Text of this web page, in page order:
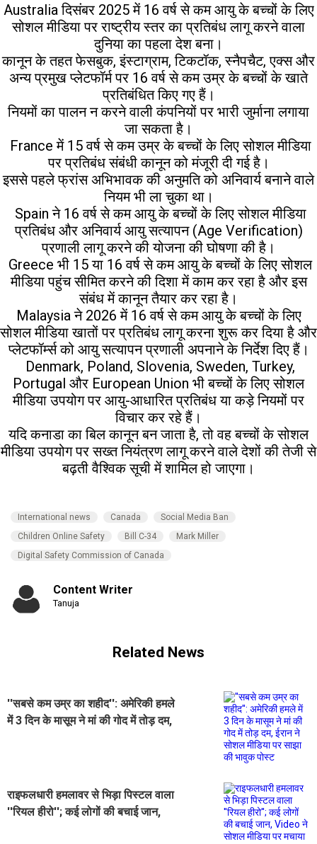
Australia दिसंबर 2025 में 16 वर्ष से कम आयु के बच्चों के लिए
सोशल मीडिया पर राष्ट्रीय स्तर का प्रतिबंध लागू करने वाला
दुनिया का पहला देश बना।
कानून के तहत फेसबुक, इंस्टाग्राम, टिकटॉक, स्नैपचैट, एक्स और
अन्य प्रमुख प्लेटफॉर्म पर 16 वर्ष से कम उम्र के बच्चों के खाते
प्रतिबंधित किए गए हैं।
नियमों का पालन न करने वाली कंपनियों पर भारी जुर्माना लगाया
जा सकता है।
France में 15 वर्ष से कम उम्र के बच्चों के लिए सोशल मीडिया
पर प्रतिबंध संबंधी कानून को मंजूरी दी गई है।
इससे पहले फ्रांस अभिभावक की अनुमति को अनिवार्य बनाने वाले
नियम भी ला चुका था।
Spain ने 16 वर्ष से कम आयु के बच्चों के लिए सोशल मीडिया
प्रतिबंध और अनिवार्य आयु सत्यापन (Age Verification)
प्रणाली लागू करने की योजना की घोषणा की है।
Greece भी 15 या 16 वर्ष से कम आयु के बच्चों के लिए सोशल
मीडिया पहुंच सीमित करने की दिशा में काम कर रहा है और इस
संबंध में कानून तैयार कर रहा है।
Malaysia ने 2026 में 16 वर्ष से कम आयु के बच्चों के लिए
सोशल मीडिया खातों पर प्रतिबंध लागू करना शुरू कर दिया है और
प्लेटफॉर्म्स को आयु सत्यापन प्रणाली अपनाने के निर्देश दिए हैं।
Denmark, Poland, Slovenia, Sweden, Turkey,
Portugal और European Union भी बच्चों के लिए सोशल
मीडिया उपयोग पर आयु-आधारित प्रतिबंध या कड़े नियमों पर
विचार कर रहे हैं।
यदि कनाडा का बिल कानून बन जाता है, तो वह बच्चों के सोशल
मीडिया उपयोग पर सख्त नियंत्रण लागू करने वाले देशों की तेजी से
बढ़ती वैश्विक सूची में शामिल हो जाएगा।
International news Canada
Social Media Ban
Children Online Safety
Bill C-34
Mark Miller
Digital Safety Commission of Canada
Content Writer
Tanuja
Related News
''सबसे कम उम्र का शहीद'': अमेरिकी हमले
में 3 दिन के मासूम ने मां की गोद में तोड़ दम,
राइफलधारी हमलावर से भिड़ा पिस्टल वाला
''रियल हीरो''; कई लोगों की बचाई जान,